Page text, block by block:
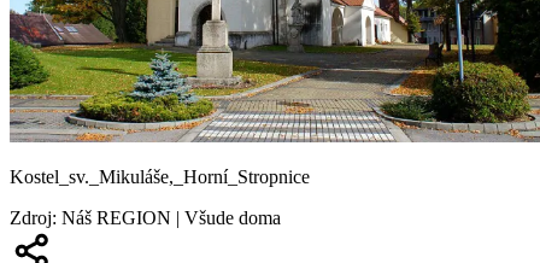
Kostel_sv._Mikuláše,_Horní_Stropnice
Zdroj: Náš REGION | Všude doma